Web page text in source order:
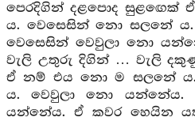
පෙරදිගින් දළපොද
ය. වෙසෙසින් නො සලනේ
වෙසෙසින් වෙවුලා නො
වැලි උතුරු දිගින් … වැලි
ඒ නම් එය නො ම සලනේ
ය. වෙවුලා නො යන්නේය.
යන්නේය. ඒ කවර හෙයින